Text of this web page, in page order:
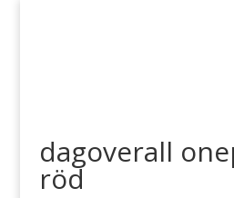
dagoverall
röd